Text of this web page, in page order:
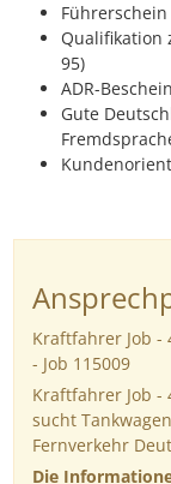
Führerschein
Qualifikation
95)
ADR-
Gute
Kraftfahrer Job -
- Job 115009
Kraftfahrer Job -
sucht
Fernverkehr
Die